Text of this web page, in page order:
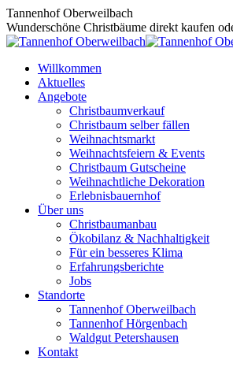
Zum
Inhalt
springen
Tannenhof Oberweilbach
Wunderschöne Christbäume direkt kaufen
Willkommen
Aktuelles
Angebote
Christbaumverkauf
Christbaum selber fällen
Weihnachtsmarkt
Weihnachtsfeiern & Events
Christbaum Gutscheine
Weihnachtliche Dekoration
Erlebnisbauernhof
Über uns
Christbaumanbau
Ökobilanz & Nachhaltigkeit
Für ein besseres Klima
Erfahrungsberichte
Jobs
Standorte
Tannenhof Oberweilbach
Tannenhof Hörgenbach
Waldgut Petershausen
Kontakt